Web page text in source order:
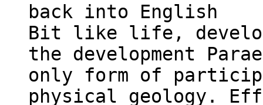
back into English
Bit like life,
the development
only form of
physical geology.